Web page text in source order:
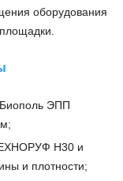
оборудования
Биополь ЭПП
Н30 и
и плотности;